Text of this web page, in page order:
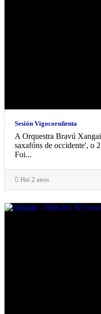
Sesión Vigocoruñenta
A Orquestra Bravú
saxafóns de occidente', o
Foi...
Hai 2 anos